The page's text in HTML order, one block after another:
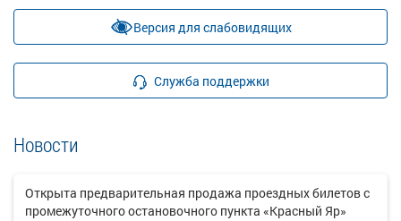
Версия для слабовидящих
Служба поддержки
Новости
Открыта предварительная продажа проездных билетов с
промежуточного остановочного пункта «Красный Яр»